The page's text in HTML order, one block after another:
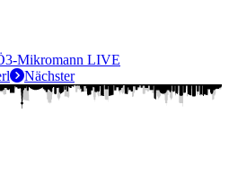
Mikromann LIVE
Nächster